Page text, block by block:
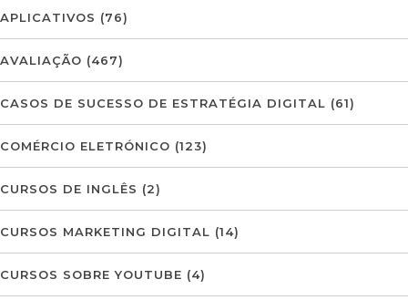
APLICATIVOS (76)
AVALIAÇÃO (467)
CASOS DE SUCESSO DE ESTRATÉGIA DIGITAL (61)
COMÉRCIO ELETRÓNICO (123)
CURSOS DE INGLÊS (2)
CURSOS MARKETING DIGITAL (14)
CURSOS SOBRE YOUTUBE (4)